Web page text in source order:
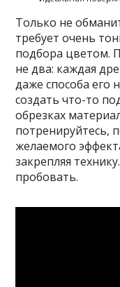
Только не
требует очень
подбора цветом.
не два: каждая
даже способа его
создать что-то
обрезках
потренируйтесь,
желаемого
закрепляя
пробовать.